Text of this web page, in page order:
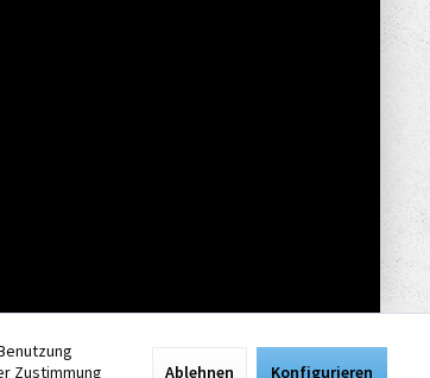
Zustimmung
Ablehnen Konfigurieren